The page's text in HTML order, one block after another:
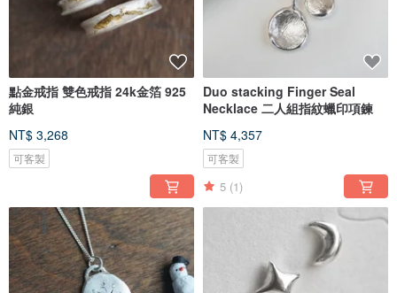
點金戒指 雙色戒指 24k金箔 925
純銀
NT$ 3,268
可客製
Duo stacking Finger Seal
Necklace 二人組指紋蠟印項鍊
NT$ 4,357
可客製
5 (1)